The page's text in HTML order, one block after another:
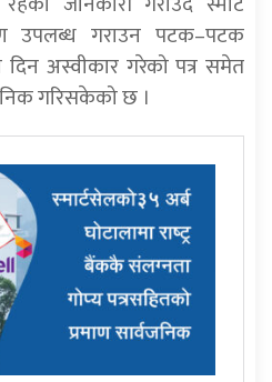
उपलब्ध गराउन पटक–पटक
दिन अस्वीकार गरेको पत्र समेत
गरिसकेको छ ।